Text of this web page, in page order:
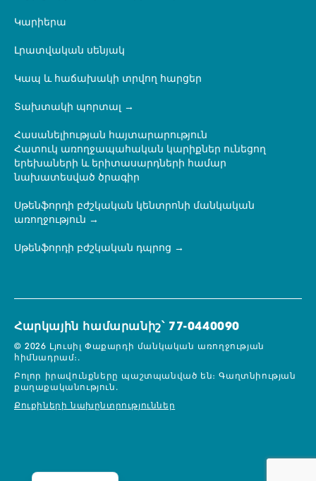
Կարիերա
Լրատվական սենյակ
Կապ և հաճախակի տրվող հարցեր
Տախտակի պորտալ
Հասանելիության հայտարարություն
Հատուկ առողջապահական կարիքներ ունեցող
երեխաների և երիտասարդների համար
նախատեսված ծրագիր
Սթենֆորդի բժշկական կենտրոնի մանկական
առողջություն
Սթենֆորդի բժշկական դպրոց
Հարկային համարանիշ՝ 77-0440090
© 2026 Լյուսիլ Փաքարդի մանկական առողջության
հիմնադրամ։.
Բոլոր իրավունքները պաշտպանված են։Գաղտնիության
քաղաքականություն.
Քուքիների նախընտրություններ